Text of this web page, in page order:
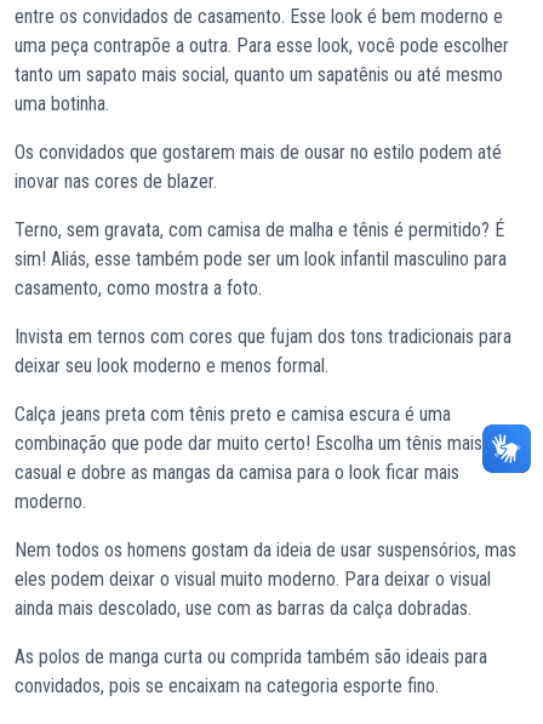
entre os convidados de casamento. Esse look é bem moderno e
uma peça contrapõe a outra. Para esse look, você pode escolher
tanto um sapato mais social, quanto um sapatênis ou até mesmo
uma botinha.
Os convidados que gostarem mais de ousar no estilo podem até
inovar nas cores de blazer.
Terno, sem gravata, com camisa de malha e tênis é permitido? É
sim! Aliás, esse também pode ser um look infantil masculino para
casamento, como mostra a foto.
Invista em ternos com cores que fujam dos tons tradicionais para
deixar seu look moderno e menos formal.
Calça jeans preta com tênis preto e camisa escura é uma
combinação que pode dar muito certo! Escolha um tênis mais
casual e dobre as mangas da camisa para o look ficar mais
moderno.
Nem todos os homens gostam da ideia de usar suspensórios, mas
eles podem deixar o visual muito moderno. Para deixar o visual
ainda mais descolado, use com as barras da calça dobradas.
As polos de manga curta ou comprida também são ideais para
convidados, pois se encaixam na categoria esporte fino.